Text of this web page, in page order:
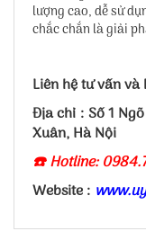
lượng cao, dễ sử
chắc chắn là giải
Liên hệ tư vấn
Địa chỉ : Số 1
Xuân, Hà Nội
☎️ Hotline:
Website :